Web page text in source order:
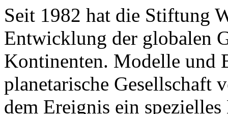
Seit 1982 hat die Stiftung
Entwicklung der globalen
Kontinenten. Modelle und
planetarische Gesellschaft
dem Ereignis ein